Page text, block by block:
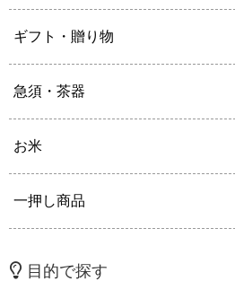
ギフト・贈り物
急須・茶器
お米
一押し商品
目的で探す